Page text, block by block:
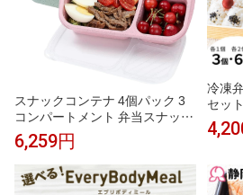
スナックコンテナ 4個パック 3
コンパートメント 弁当スナック
ボックス 再利用可能な食事準備
ランチコンテナ 子供/大人向け
分割食品保存容器 学校/仕事/旅
行用
6,259円
冷凍
セッ
個 6
節 桜
ンチ
送料